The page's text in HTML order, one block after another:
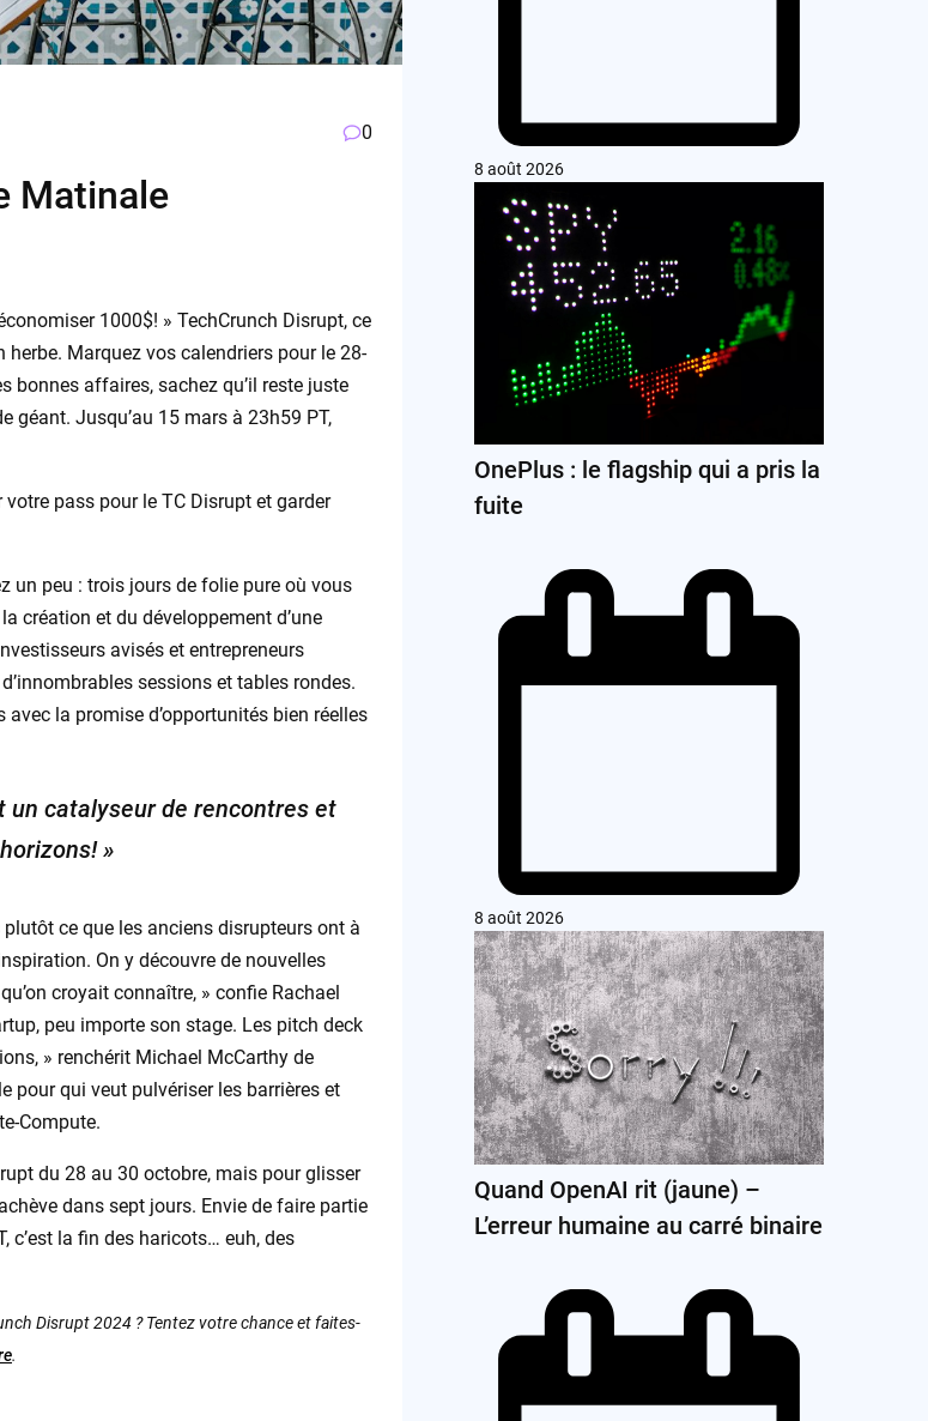
0
Matinale
1000$! » TechCrunch Disrupt, ce
herbe. Marquez vos calendriers pour le 28-
bonnes affaires, sachez qu’il reste juste
géant. Jusqu’au 15 mars à 23h59 PT,
pass pour le TC Disrupt et garder
un peu : trois jours de folie pure où vous
création et du développement d’une
avisés et entrepreneurs
sessions et tables rondes.
la promise d’opportunités bien réelles
un catalyseur de rencontres et
»
ce que les anciens disrupteurs ont à
On y découvre de nouvelles
croyait connaître, » confie Rachael
peu importe son stage. Les pitch deck
» renchérit Michael McCarthy de
pour qui veut pulvériser les barrières et
Compute.
du 28 au 30 octobre, mais pour glisser
dans sept jours. Envie de faire partie
c’est la fin des haricots… euh, des
Disrupt 2024 ? Tentez votre chance et faites-
.
8 août 2026
OnePlus : le flagship qui a pris la
fuite
8 août 2026
Quand OpenAI rit (jaune) –
L’erreur humaine au carré binaire